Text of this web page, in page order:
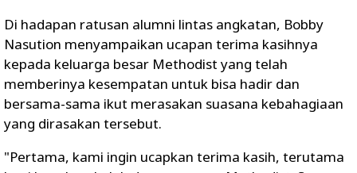
Di hadapan ratusan alumni lintas angkatan, Bobby
Nasution menyampaikan ucapan terima kasihnya
kepada keluarga besar Methodist yang telah
memberinya kesempatan untuk bisa hadir dan
bersama-sama ikut merasakan suasana kebahagiaan
yang dirasakan tersebut.
"Pertama, kami ingin ucapkan terima kasih, terutama